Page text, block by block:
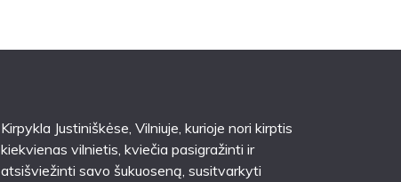
Kirpykla Justiniškėse, Vilniuje, kurioje nori kirptis
kiekvienas vilnietis, kviečia pasigražinti ir
atsišviežinti savo šukuoseną, susitvarkyti